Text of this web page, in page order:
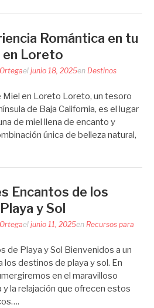
Romántica en tu
en Loreto
el junio 18, 2025en Destinos
en Loreto Loreto, un tesoro
de Baja California, es el lugar
de miel llena de encanto y
única de belleza natural,
Encantos de los
y Sol
el junio 11, 2025en Recursos para
de Playa y Sol Bienvenidos a un
los destinos de playa y sol. En
en el maravilloso
y la relajación que ofrecen estos